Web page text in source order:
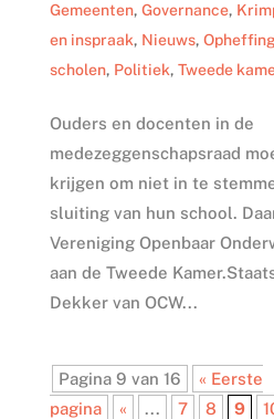
Gemeenten, Governance,
en inspraak, Nieuws,
scholen, Politiek, Tweede
Ouders en docenten in de
medezeggenschapsraad
krijgen om niet in te
sluiting van hun school.
Vereniging Openbaar
aan de Tweede
Dekker van OCW...
Pagina 9 van 16
« Eerste
pagina
« ... 7 8 9